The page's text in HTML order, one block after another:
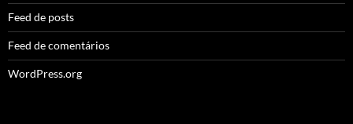
Feed de posts
Feed de comentários
WordPress.org